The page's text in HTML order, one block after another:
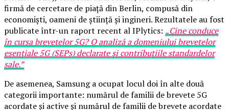
firmă de cercetare de piață din Berlin, compusă din
economiști, oameni de știință și ingineri. Rezultatele au fost
publicate într-un raport recent al IPlytics: „Cine conduce
în cursa brevetelor 5G? O analiză a domeniului brevetelor
esențiale 5G (SEPs) declarate și contribuțiile standardelor
sale.”
De asemenea, Samsung a ocupat locul doi în alte două
categorii importante: numărul de familii de brevete 5G
acordate și active și numărul de familii de brevete acordate